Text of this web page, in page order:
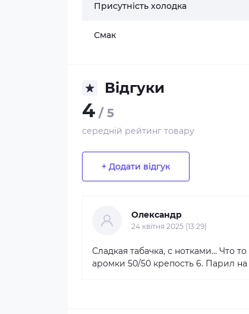
Присутність холодка
Смак
Відгуки
4 / 5
середній рейтинг товару
+ Додати відгук
Олександр
24 квітня 2025 (13:29)
Сладкая табачка, с нотками... Что
аромки 50/50 крепость 6. Парил